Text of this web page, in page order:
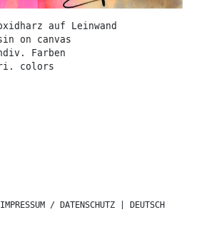
auf Leinwand
on canvas
Farben
colors
IMPRESSUM / DATENSCHUTZ DEUTSCH